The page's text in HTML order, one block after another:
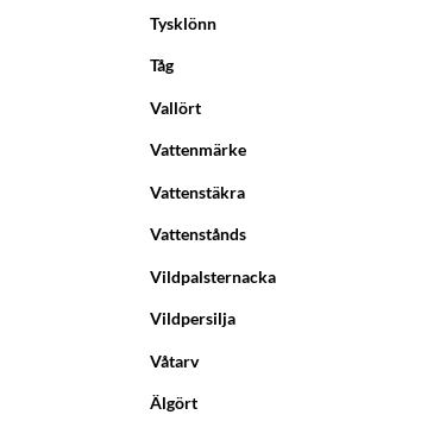
Tysklönn
Tåg
Vallört
Vattenmärke
Vattenstäkra
Vattenstånds
Vildpalsternacka
Vildpersilja
Våtarv
Älgört